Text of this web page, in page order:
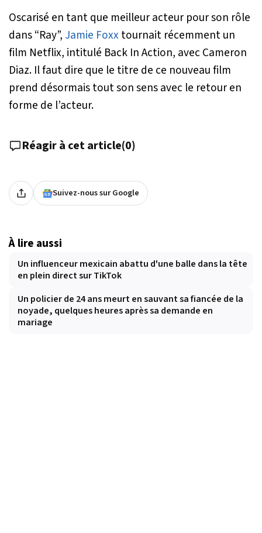
Oscarisé en tant que meilleur acteur pour son rôle
dans “Ray”, Jamie Foxx tournait récemment un
film Netflix, intitulé Back In Action, avec Cameron
Diaz. Il faut dire que le titre de ce nouveau film
prend désormais tout son sens avec le retour en
forme de l’acteur.
Réagir à cet article(0)
Suivez-nous sur Google
À lire aussi
Un influenceur mexicain abattu d'une balle dans la tête
en plein direct sur TikTok
Un policier de 24 ans meurt en sauvant sa fiancée de la
noyade, quelques heures après sa demande en
mariage